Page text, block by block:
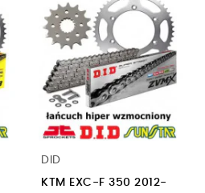
DID
KTM EXC-F 350 2012-